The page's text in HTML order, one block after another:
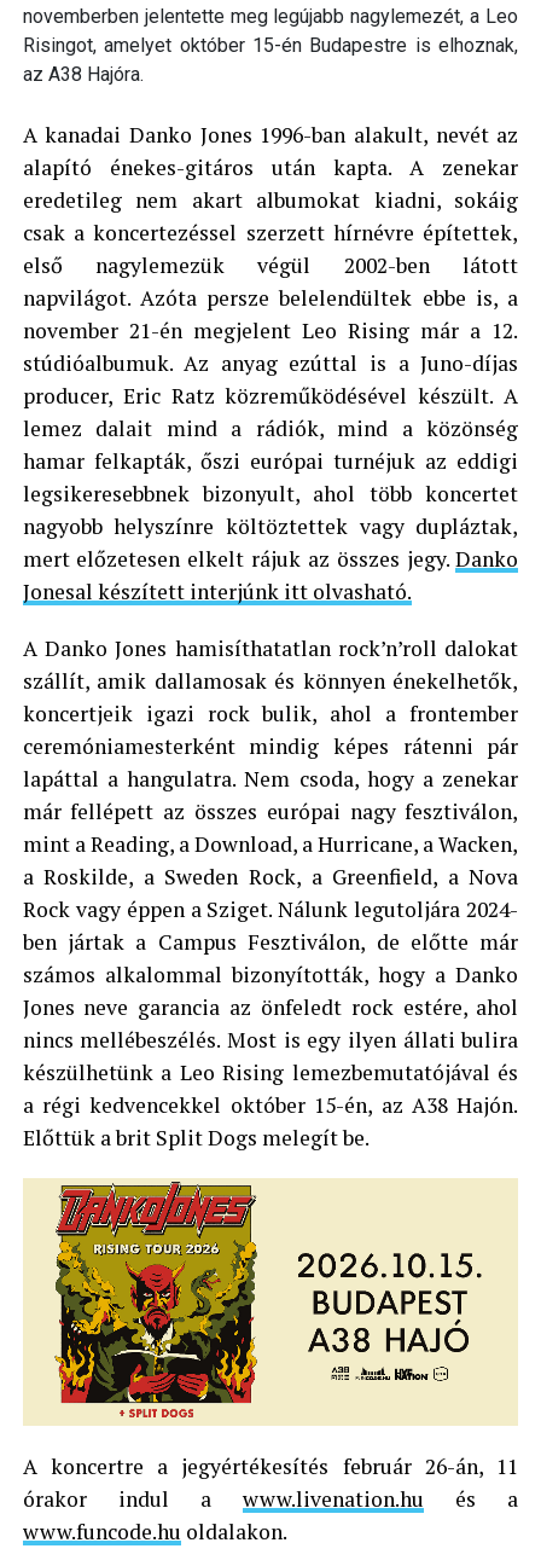
novemberben jelentette meg legújabb nagylemezét, a Leo
Risingot, amelyet október 15-én Budapestre is elhoznak,
az A38 Hajóra.
A kanadai Danko Jones 1996-ban alakult, nevét az
alapító énekes-gitáros után kapta. A zenekar
eredetileg nem akart albumokat kiadni, sokáig
csak a koncertezéssel szerzett hírnévre építettek,
első nagylemezük végül 2002-ben látott
napvilágot. Azóta persze belelendültek ebbe is, a
november 21-én megjelent Leo Rising már a 12.
stúdióalbumuk. Az anyag ezúttal is a Juno-díjas
producer, Eric Ratz közreműködésével készült. A
lemez dalait mind a rádiók, mind a közönség
hamar felkapták, őszi európai turnéjuk az eddigi
legsikeresebbnek bizonyult, ahol több koncertet
nagyobb helyszínre költöztettek vagy dupláztak,
mert előzetesen elkelt rájuk az összes jegy.Danko
Jonesal készített interjúnk itt olvasható.
A Danko Jones hamisíthatatlan rock’n’roll dalokat
szállít, amik dallamosak és könnyen énekelhetők,
koncertjeik igazi rock bulik, ahol a frontember
ceremóniamesterként mindig képes rátenni pár
lapáttal a hangulatra. Nem csoda, hogy a zenekar
már fellépett az összes európai nagy fesztiválon,
mint a Reading, a Download, a Hurricane, a Wacken,
a Roskilde, a Sweden Rock, a Greenfield, a Nova
Rock vagy éppen a Sziget. Nálunk legutoljára 2024-
ben jártak a Campus Fesztiválon, de előtte már
számos alkalommal bizonyították, hogy a Danko
Jones neve garancia az önfeledt rock estére, ahol
nincs mellébeszélés. Most is egy ilyen állati bulira
készülhetünk a Leo Rising lemezbemutatójával és
a régi kedvencekkel október 15-én, az A38 Hajón.
Előttük a brit Split Dogs melegít be.
A koncertre a jegyértékesítés február 26-án, 11
órakor indul awww.livenation.hu és a
www.funcode.hu oldalakon.